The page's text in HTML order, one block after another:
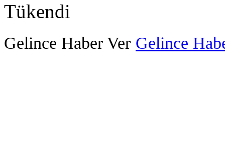
Tükendi
Gelince Haber Ver Gelince